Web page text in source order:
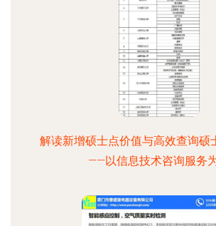
解读新增硕士点价值与高效查询硕
——以信息技术咨询服务